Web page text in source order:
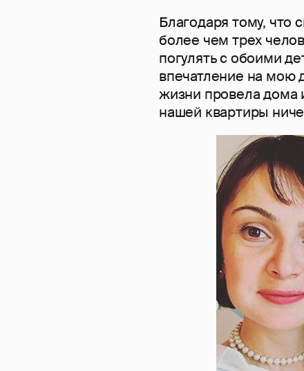
Благодаря тому, что
более чем трех
погулять с обоими
впечатление на мою
жизни провела дома
нашей квартиры